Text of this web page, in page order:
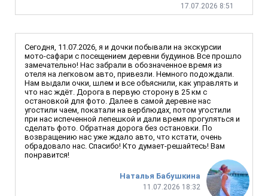
17.07.2026 8:51
Наталья Бабушкина
11.07.2026 18:32
Сегодня, 11.07.2026, я и дочки побывали на экскурсии
мото-сафари с посещением деревни будуинов Все прошло
замечательно! Нас забрали в обозначенное время из
отеля на легковом авто, привезли. Немного подождали.
Нам выдали очки, шлем и все объяснили, как управлять и
что нас ждёт. Дорога в первую сторону в 25 км с
остановкой для фото. Далее в самой деревне нас
угостили чаем, покатали на верблюдах, потом угостили
при нас испеченной лепешкой и дали время прогуляться и
сделать фото. Обратная дорога без остановки. По
возвращению нас уже ждало авто, что кстати, очень
обрадовало нас. Спасибо! Кто думает-решайтесь! Вам
понравится!